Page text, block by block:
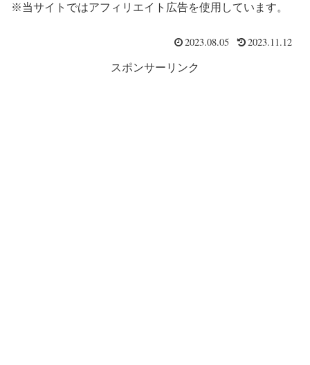
※当サイトではアフィリエイト広告を使用しています。
2023.08.05 2023.11.12
スポンサーリンク